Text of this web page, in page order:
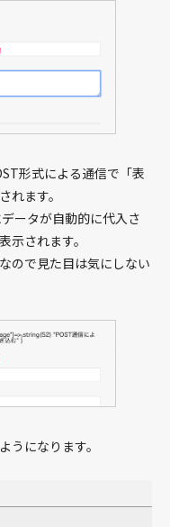
形式による通信で「表
れます。
データが自動的に代入さ
示されます。
ので見た目は気にしない
うになります。